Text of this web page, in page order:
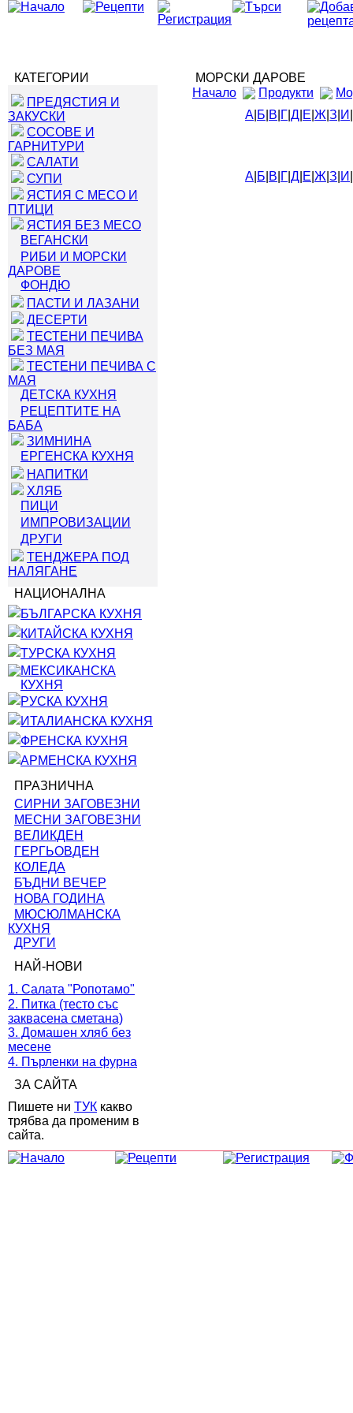
КАТЕГОРИИ
ПРЕДЯСТИЯ И
ЗАКУСКИ
СОСОВЕ И
ГАРНИТУРИ
САЛАТИ
СУПИ
ЯСТИЯ С МЕСО И
ПТИЦИ
ЯСТИЯ БЕЗ МЕСО
ВЕГАНСКИ
РИБИ И МОРСКИ
ДАРОВЕ
ФОНДЮ
ПАСТИ И ЛАЗАНИ
ДЕСЕРТИ
ТЕСТЕНИ ПЕЧИВА
БЕЗ МАЯ
ТЕСТЕНИ ПЕЧИВА С
МАЯ
ДЕТСКА КУХНЯ
РЕЦЕПТИТЕ НА
БАБА
ЗИМНИНА
ЕРГЕНСКА КУХНЯ
НАПИТКИ
ХЛЯБ
ПИЦИ
ИМПРОВИЗАЦИИ
ДРУГИ
ТЕНДЖЕРА ПОД
НАЛЯГАНЕ
НАЦИОНАЛНА
БЪЛГАРСКА КУХНЯ
КИТАЙСКА КУХНЯ
ТУРСКА КУХНЯ
МЕКСИКАНСКА
КУХНЯ
РУСКА КУХНЯ
ИТАЛИАНСКА КУХНЯ
ФРЕНСКА КУХНЯ
АРМЕНСКА КУХНЯ
ПРАЗНИЧНА
СИРНИ ЗАГОВЕЗНИ
МЕСНИ ЗАГОВЕЗНИ
ВЕЛИКДЕН
ГЕРГЬОВДЕН
КОЛЕДА
БЪДНИ ВЕЧЕР
НОВА ГОДИНА
МЮСЮЛМАНСКА
КУХНЯ
ДРУГИ
НАЙ-НОВИ
1. Салата "Ропотамо"
2. Питка (тесто със
заквасена сметана)
3. Домашен хляб без
месене
4. Пърленки на фурна
ЗА САЙТА
Пишете ни ТУК какво
трябва да променим в
сайта.
МОРСКИ ДАРОВЕ
Начало
Продукти
А Б В Г Д Е Ж З И
А Б В Г Д Е Ж З И